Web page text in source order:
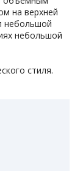
на верхней
небольшой
небольшой
стиля.